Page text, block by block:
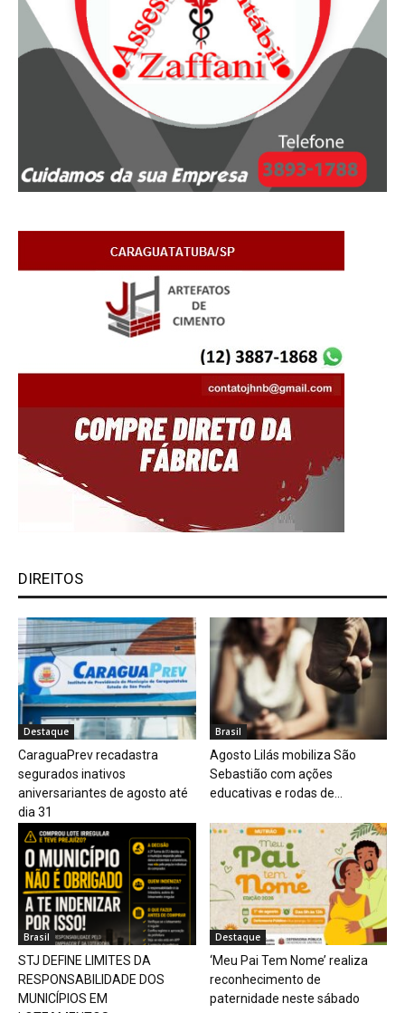
DIREITOS
Destaque
CaraguaPrev recadastra
segurados inativos
aniversariantes de agosto até
dia 31
Brasil
Agosto Lilás mobiliza São
Sebastião com ações
educativas e rodas de...
Brasil
STJ DEFINE LIMITES DA
RESPONSABILIDADE DOS
MUNICÍPIOS EM
Destaque
‘Meu Pai Tem Nome’ realiza
reconhecimento de
paternidade neste sábado